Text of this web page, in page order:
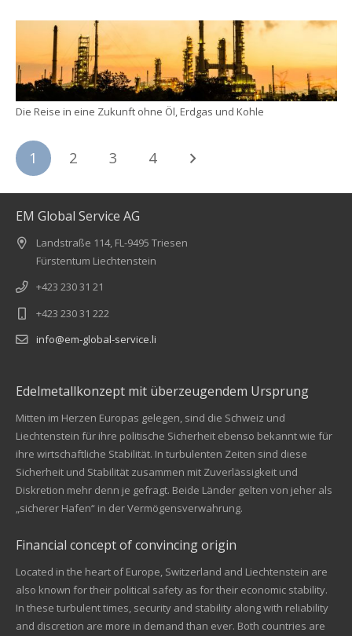
Die Reise in eine Zukunft ohne Öl, Erdgas und Kohle
1 2 3 4
EM Global Service AG
Landstraße 114, FL-9495 Triesen
Fürstentum Liechtenstein
+423 230 31 21
+423 230 31 222
info@em-global-service.li
Edelmetallkonzept mit überzeugendem Ursprung
Mitten im Herzen Europas gelegen, sind die Schweiz und
Liechtenstein für ihre politische Sicherheit ebenso bekannt wie für
ihre wirtschaftliche Stabilität. In turbulenten Zeiten sind diese
Sicherheit und Stabilität zusammen mit Zuverlässigkeit und
Diskretion mehr denn je gefragt. Beide Länder gelten von jeher als
„sicherer Hafen“ in der Vermögensverwahrung.
Financial concept of convincing origin
Located in the heart of Europe, Switzerland and Liechtenstein are
also known for their political safety as for their economic stability.
In these turbulent times, security and stability along with reliability
and discretion are more in demand than ever. Both countries are
Kundenbewertungen und Erfahrungen zu
EM Global Service AG